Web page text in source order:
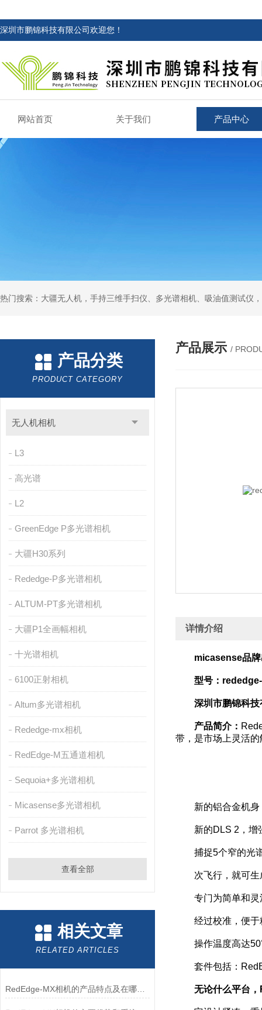
深圳市鹏锦科技有限公司欢迎您！
网站首页 关于我们 产品中心
热门搜索：大疆无人机，手持三维手扫仪、多光谱相机、吸油值测试仪
产品分类
PRODUCT CATEGORY
无人机相机
L3
高光谱
L2
GreenEdge P多光谱相机
大疆H30系列
Rededge-P多光谱相机
ALTUM-PT多光谱相机
大疆P1全画幅相机
十光谱相机
6100正射相机
Altum多光谱相机
Rededge-mx相机
RedEdge-M五通道相机
Sequoia+多光谱相机
Micasense多光谱相机
Parrot 多光谱相机
查看全部
相关文章
RELATED ARTICLES
RedEdge-MX相机的产品特点及在哪些方面可以使用
产品展示 /
详情介绍
micasense品
型号：
深圳市鹏锦科
产品简介：
带，是市场上灵活
新的铝合金机身
新的DLS 2，增
捕捉5个窄的光
次飞行，就可生
专门为简单和灵
经过校准，便于
操作温度高达
套件包括：
无论什么平台